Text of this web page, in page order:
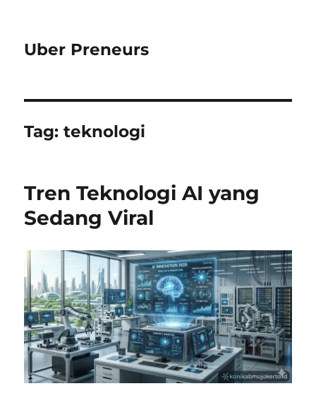
Uber Preneurs
Tag:teknologi
Tren Teknologi AI yang
Sedang Viral